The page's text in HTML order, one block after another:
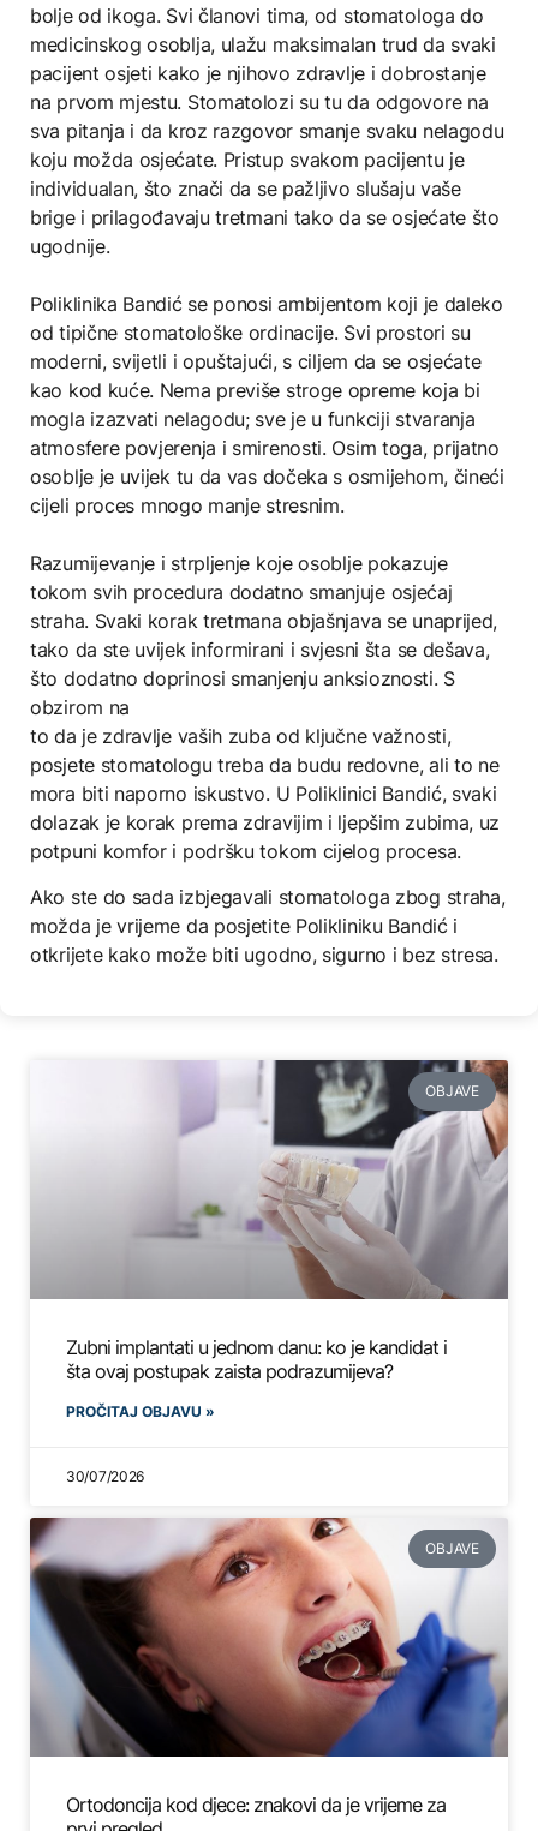
bolje od ikoga. Svi članovi tima, od stomatologa do
medicinskog osoblja, ulažu maksimalan trud da svaki
pacijent osjeti kako je njihovo zdravlje i dobrostanje
na prvom mjestu. Stomatolozi su tu da odgovore na
sva pitanja i da kroz razgovor smanje svaku nelagodu
koju možda osjećate. Pristup svakom pacijentu je
individualan, što znači da se pažljivo slušaju vaše
brige i prilagođavaju tretmani tako da se osjećate što
ugodnije.
Poliklinika Bandić se ponosi ambijentom koji je daleko
od tipične stomatološke ordinacije. Svi prostori su
moderni, svijetli i opuštajući, s ciljem da se osjećate
kao kod kuće. Nema previše stroge opreme koja bi
mogla izazvati nelagodu; sve je u funkciji stvaranja
atmosfere povjerenja i smirenosti. Osim toga, prijatno
osoblje je uvijek tu da vas dočeka s osmijehom, čineći
cijeli proces mnogo manje stresnim.
Razumijevanje i strpljenje koje osoblje pokazuje
tokom svih procedura dodatno smanjuje osjećaj
straha. Svaki korak tretmana objašnjava se unaprijed,
tako da ste uvijek informirani i svjesni šta se dešava,
što dodatno doprinosi smanjenju anksioznosti. S
obzirom na
to da je zdravlje vaših zuba od ključne važnosti,
posjete stomatologu treba da budu redovne, ali to ne
mora biti naporno iskustvo. U Poliklinici Bandić, svaki
dolazak je korak prema zdravijim i ljepšim zubima, uz
potpuni komfor i podršku tokom cijelog procesa.
Ako ste do sada izbjegavali stomatologa zbog straha,
možda je vrijeme da posjetite Polikliniku Bandić i
otkrijete kako može biti ugodno, sigurno i bez stresa.
OBJAVE
Zubni implantati u jednom danu: ko je kandidat i
šta ovaj postupak zaista podrazumijeva?
PROČITAJ OBJAVU »
30/07/2026
OBJAVE
Ortodoncija kod djece: znakovi da je vrijeme za